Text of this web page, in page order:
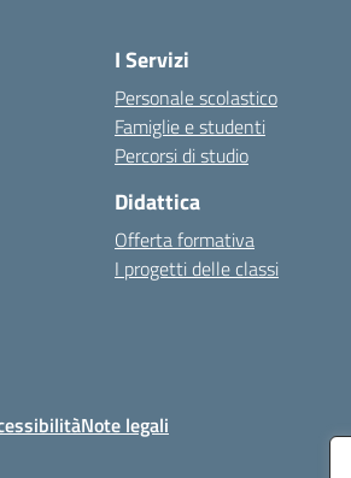
I Servizi
Personale scolastico
Famiglie e studenti
Percorsi di studio
Didattica
Offerta formativa
I progetti delle classi
Note legali